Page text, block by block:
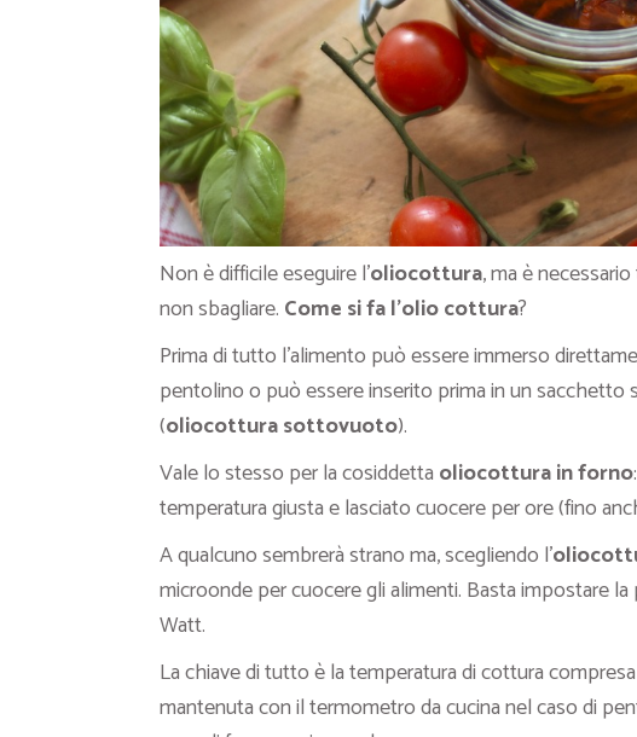
Non è difficile eseguire l’oliocottura, ma è
non sbagliare. Come si fa l’olio cottura?
Prima di tutto l’alimento può essere immerso
pentolino o può essere inserito prima in un
(oliocottura sottovuoto).
Vale lo stesso per la cosiddetta oliocottura in forno
temperatura giusta e lasciato cuocere per ore (fino
A qualcuno sembrerà strano ma, scegliendo l’
microonde per cuocere gli alimenti. Basta impostare
Watt.
La chiave di tutto è la temperatura di cottura
mantenuta con il termometro da cucina nel caso di